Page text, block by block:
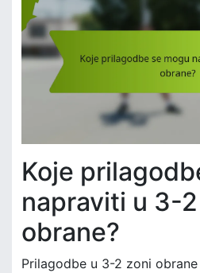
Koje
napraviti u 3-
obrane?
Prilagodbe u 3-2 zoni